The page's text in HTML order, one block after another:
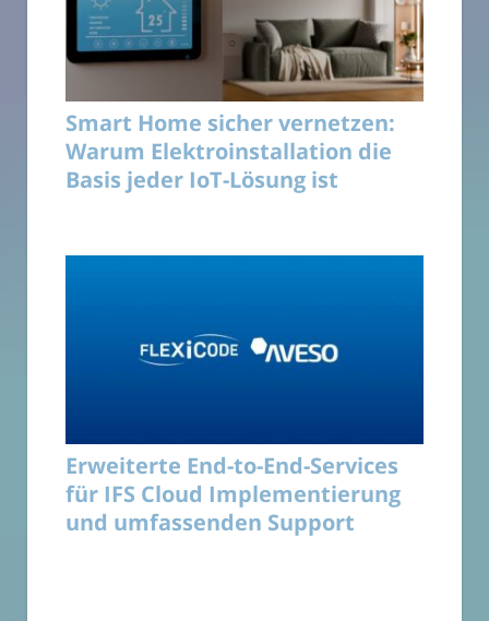
Smart Home sicher vernetzen:
Warum Elektroinstallation die
Basis jeder IoT-Lösung ist
Erweiterte End-to-End-Services
für IFS Cloud Implementierung
und umfassenden Support